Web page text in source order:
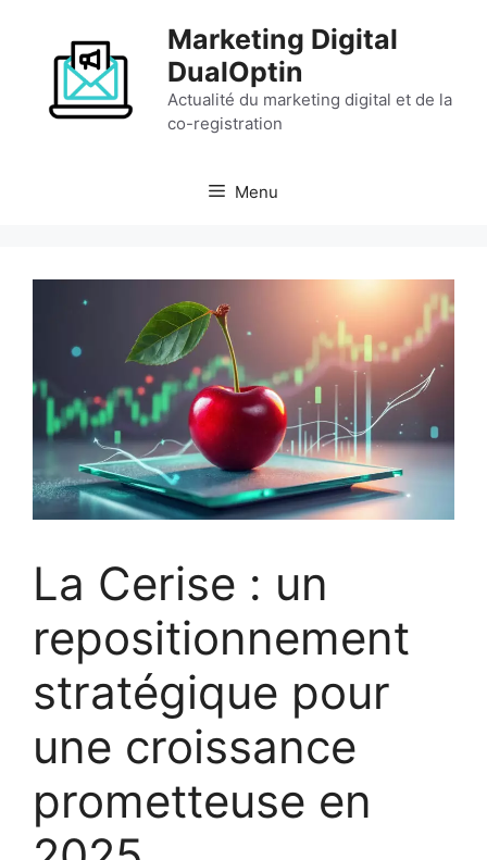
contenu
Marketing Digital
DualOptin
Actualité du marketing digital et de la
co-registration
Menu
La Cerise : un
repositionnement
stratégique pour
une croissance
prometteuse en